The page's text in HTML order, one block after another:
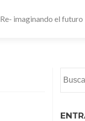
Re- imaginando el futuro